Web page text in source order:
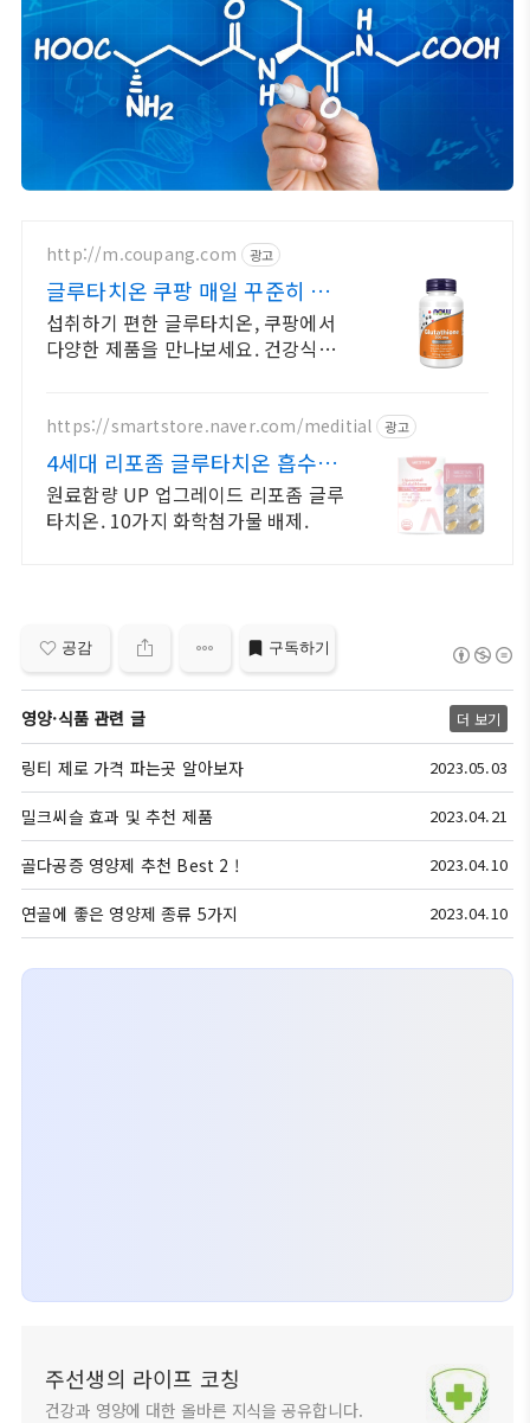
http://m.coupang.com 광고
글루타치온 쿠팡 매일 꾸준히 지
키는 건강
섭취하기 편한 글루타치온, 쿠팡에서
다양한 제품을 만나보세요. 건강식품,
https://smartstore.naver.com/meditial 광고
4세대 리포좀 글루타치온 흡수율,
순도 높은 글루타치온
원료함량 UP 업그레이드 리포좀 글루
타치온. 10가지 화학첨가물 배제.
공감 구독하기
영양·식품 관련 글 더 보기
링티 제로 가격 파는곳 알아보자 2023.05.03
밀크씨슬 효과 및 추천 제품 2023.04.21
골다공증 영양제 추천 Best 2 ! 2023.04.10
연골에 좋은 영양제 종류 5가지 2023.04.10
주선생의 라이프 코칭
건강과 영양에 대한 올바른 지식을 공유합니다.